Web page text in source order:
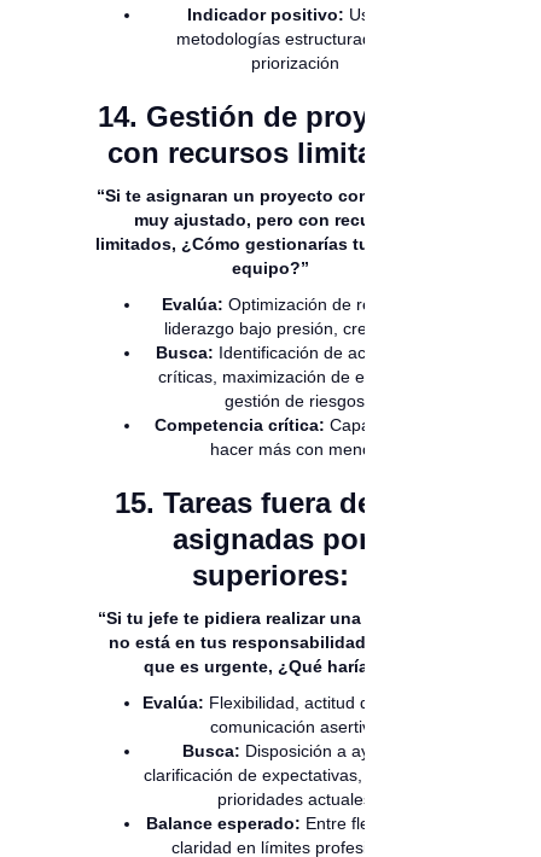
Indicador positivo: Uso de
metodologías estructuradas de
priorización
14. Gestión de proyectos
con recursos limitados:
“Si te asignaran un proyecto con un plazo
muy ajustado, pero con recursos
limitados, ¿Cómo gestionarías tu tiempo y
equipo?”
Evalúa: Optimización de recursos,
liderazgo bajo presión, creatividad
Busca: Identificación de actividades
críticas, maximización de eficiencia,
gestión de riesgos
Competencia crítica: Capacidad de
hacer más con menos
15. Tareas fuera del rol
asignadas por
superiores:
“Si tu jefe te pidiera realizar una tarea que
no está en tus responsabilidades, pero
que es urgente, ¿Qué harías?”
Evalúa: Flexibilidad, actitud de servicio,
comunicación asertiva
Busca: Disposición a ayudar,
clarificación de expectativas, gestión de
prioridades actuales
Balance esperado: Entre flexibilidad y
claridad en límites profesionales